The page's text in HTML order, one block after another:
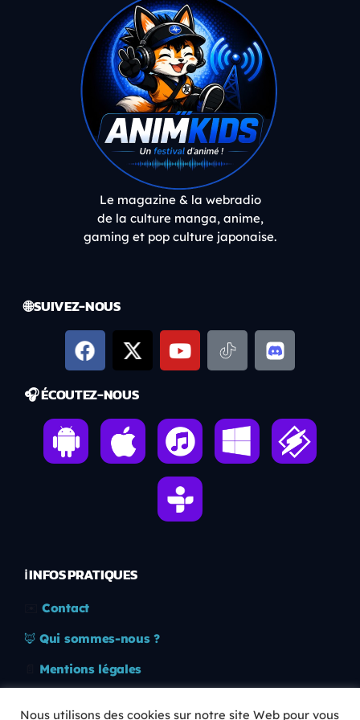
Le magazine & la webradio
de la culture manga, anime,
gaming et pop culture japonaise.
🌐 SUIVEZ-NOUS
🎧 ÉCOUTEZ-NOUS
ℹ️ INFOS PRATIQUES
Contact
🦊 Qui sommes-nous ?
Mentions légales
Nous utilisons des cookies sur notre site Web pour vous